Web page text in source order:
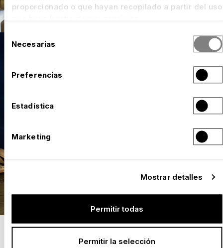
proporcionado o que hayan recopilado a partir del uso
Selección
deNecesarias
Preferencias
Estadística
Marketing
Mostrar detalles
Permitir todas
Permitir la selección